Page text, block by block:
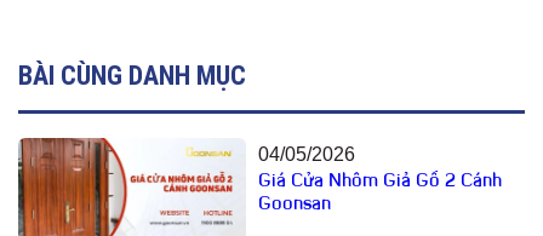
BÀI CÙNG DANH MỤC
04/05/2026
Giá Cửa Nhôm Giả Gỗ 2 Cánh
Goonsan